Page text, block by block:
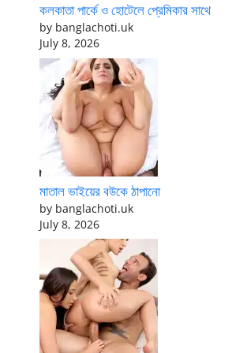
কলকাতা পার্কে ও হোটেলে প্রেমিকার সাথে
by banglachoti.uk
July 8, 2026
মাতাল ভাইয়ের বউকে ঠাপানো
by banglachoti.uk
July 8, 2026